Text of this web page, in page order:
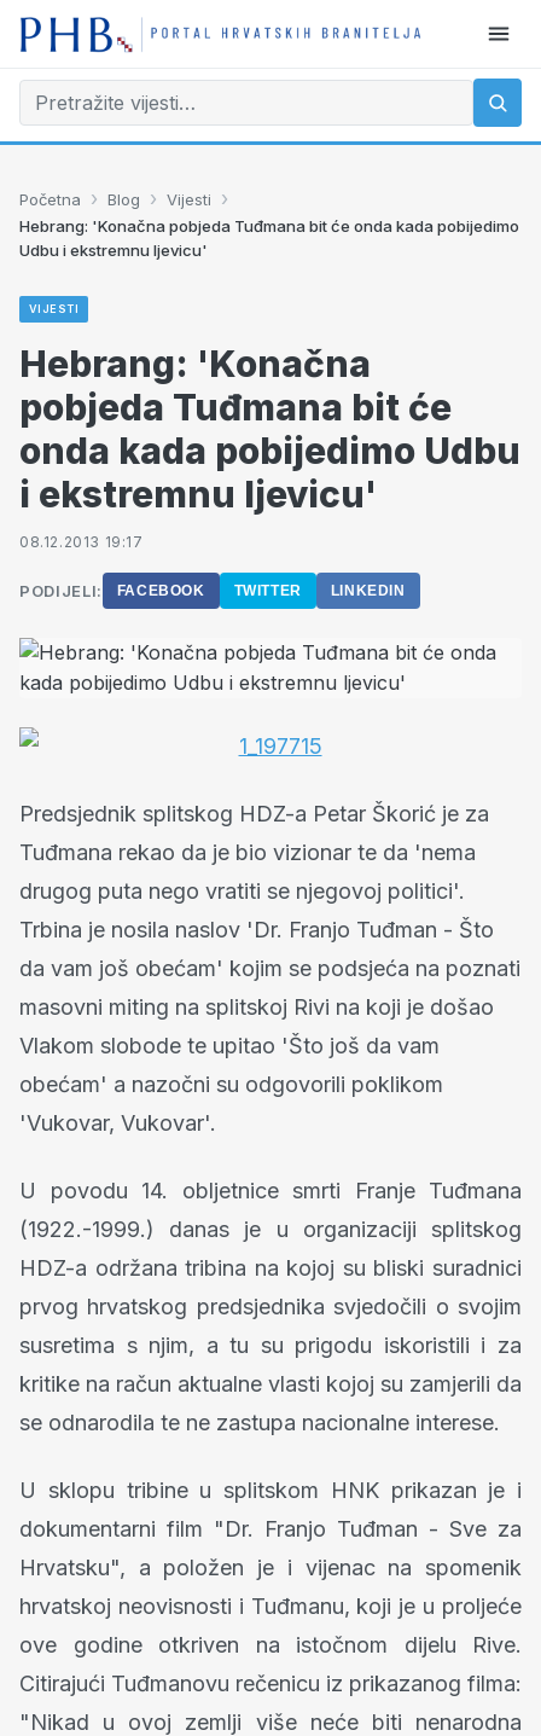
Početna › Blog › Vijesti ›
Hebrang: 'Konačna pobjeda Tuđmana bit će onda kada pobijedimo
Udbu i ekstremnu ljevicu'
VIJESTI
Hebrang: 'Konačna
pobjeda Tuđmana bit će
onda kada pobijedimo Udbu
i ekstremnu ljevicu'
08.12.2013 19:17
PODIJELI: FACEBOOK TWITTER LINKEDIN
Predsjednik splitskog HDZ-a Petar Škorić je za
Tuđmana rekao da je bio vizionar te da 'nema
drugog puta nego vratiti se njegovoj politici'.
Trbina je nosila naslov 'Dr. Franjo Tuđman - Što
da vam još obećam' kojim se podsjeća na poznati
masovni miting na splitskoj Rivi na koji je došao
Vlakom slobode te upitao 'Što još da vam
obećam' a nazočni su odgovorili poklikom
'Vukovar, Vukovar'.
U povodu 14. obljetnice smrti Franje Tuđmana
(1922.-1999.) danas je u organizaciji splitskog
HDZ-a održana tribina na kojoj su bliski suradnici
prvog hrvatskog predsjednika svjedočili o svojim
susretima s njim, a tu su prigodu iskoristili i za
kritike na račun aktualne vlasti kojoj su zamjerili da
se odnarodila te ne zastupa nacionalne interese.
U sklopu tribine u splitskom HNK prikazan je i
dokumentarni film "Dr. Franjo Tuđman - Sve za
Hrvatsku", a položen je i vijenac na spomenik
hrvatskoj neovisnosti i Tuđmanu, koji je u proljeće
ove godine otkriven na istočnom dijelu Rive.
Citirajući Tuđmanovu rečenicu iz prikazanog filma:
"Nikad u ovoj zemlji više neće biti nenarodna